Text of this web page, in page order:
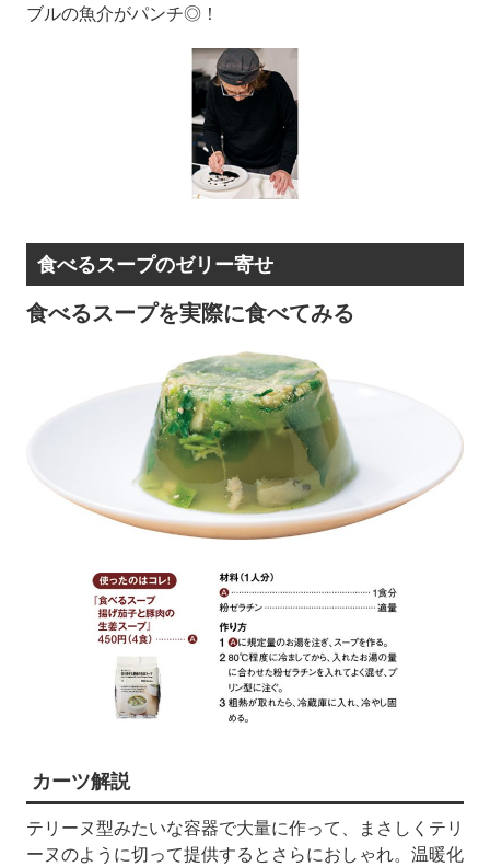
ブルの魚介がパンチ◎！
食べるスープのゼリー寄せ
食べるスープを実際に食べてみる
カーツ解説
テリーヌ型みたいな容器で大量に作って、まさしくテリ
ーヌのように切って提供するとさらにおしゃれ。温暖化